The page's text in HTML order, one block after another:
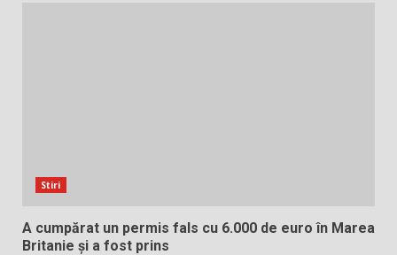
Stiri
A cumpărat un permis fals cu 6.000 de euro în Marea
Britanie și a fost prins